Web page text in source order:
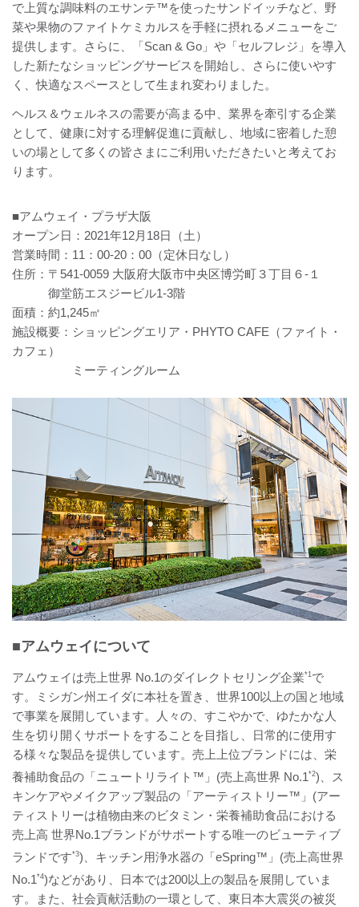
で上質な調味料のエサンテ™を使ったサンドイッチなど、野
菜や果物のファイトケミカルスを手軽に摂れるメニューをご
提供します。さらに、「Scan & Go」や「セルフレジ」を導入
した新たなショッピングサービスを開始し、さらに使いやす
く、快適なスペースとして生まれ変わりました。
ヘルス＆ウェルネスの需要が高まる中、業界を牽引する企業
として、健康に対する理解促進に貢献し、地域に密着した憩
いの場として多くの皆さまにご利用いただきたいと考えてお
ります。
■アムウェイ・プラザ大阪
オープン日：2021年12月18日（土）
営業時間：11：00-20：00（定休日なし）
住所：〒541-0059 大阪府大阪市中央区博労町３丁目６-１
御堂筋エスジービル1-3階
面積：約1,245㎡
施設概要：ショッピングエリア・PHYTO CAFE（ファイト・
カフェ）
ミーティングルーム
■アムウェイについて
アムウェイは売上世界 No.1のダイレクトセリング企業*1で
す。ミシガン州エイダに本社を置き、世界100以上の国と地域
で事業を展開しています。人々の、すこやかで、ゆたかな人
生を切り開くサポートをすることを目指し、日常的に使用す
る様々な製品を提供しています。売上上位ブランドには、栄
養補助食品の「ニュートリライト™」(売上高世界 No.1 *2)、ス
キンケアやメイクアップ製品の「アーティストリー™」(アー
ティストリーは植物由来のビタミン・栄養補助食品における
売上高 世界No.1ブランドがサポートする唯一のビューティブ
ランドです*3)、キッチン用浄水器の「eSpring™」(売上高世界
No.1 *4)などがあり、日本では200以上の製品を展開していま
す。また、社会貢献活動の一環として、東日本大震災の被災